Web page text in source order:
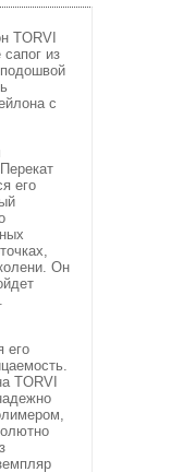
TORVI
из
с
его
Он
его
TORVI